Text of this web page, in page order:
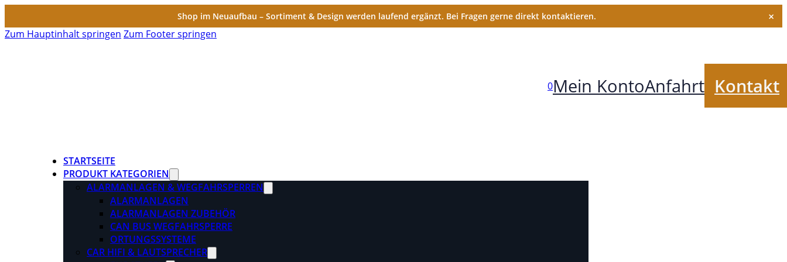
Shop im Neuaufbau – Sortiment & Design werden laufend ergänzt. Bei Fragen gerne direkt kontaktieren. ×
Zum Hauptinhalt springen Zum Footer springen
0Mein KontoAnfahrt Kontakt
STARTSEITE
PRODUKT KATEGORIEN
ALARMANLAGEN & WEGFAHRSPERREN
ALARMANLAGEN
ALARMANLAGEN ZUBEHÖR
CAN BUS WEGFAHRSPERRE
ORTUNGSSYSTEME
CAR HIFI & LAUTSPRECHER